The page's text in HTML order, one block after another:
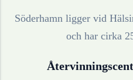
Söderhamn ligger vid
och har cirka